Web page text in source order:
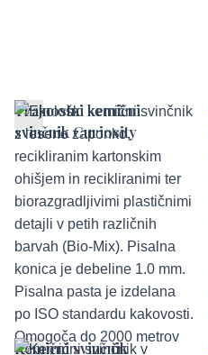
Trajnostni kemični
svinčnik Curiosity
Kemični svinčnik